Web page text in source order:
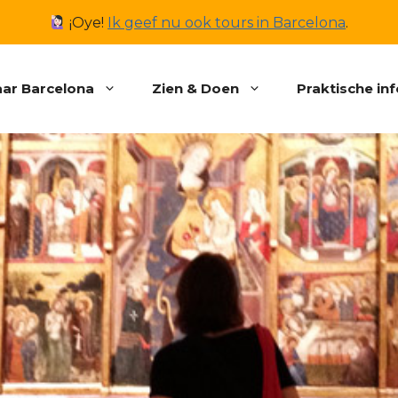
¡Oye! Ik geef nu ook tours in Barcelona.
Barcelona Zien & Doen Praktische